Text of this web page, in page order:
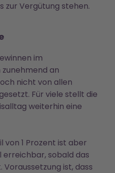
zur Vergütung stehen.
im
an
nicht von allen
Für viele stellt die
weiterhin eine
1 Prozent ist aber
erreichbar, sobald das
ist, dass